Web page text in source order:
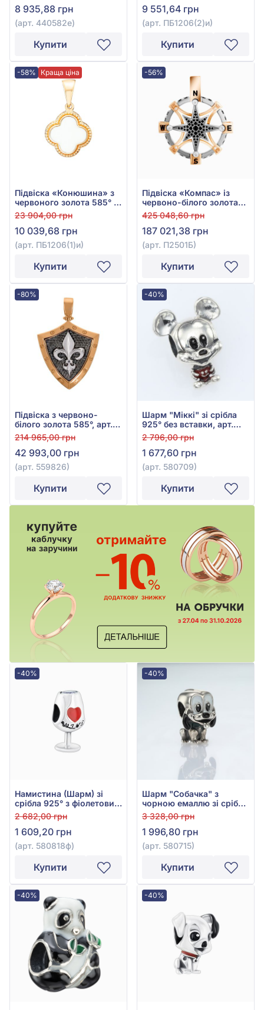
8 935,88 грн
(арт. 440582е)
Купити
9 551,64 грн
(арт. ПБ1206(2)и)
Купити
-58% Краща ціна
Підвіска «Конюшина» з
червоного золота 585° з
емаллю, арт. ПБ1206(1)и
23 904,00 грн
10 039,68 грн
(арт. ПБ1206(1)и)
Купити
-56%
Підвіска «Компас» із
червоно-білого золота
585° з чорним фіанітом/
куб.цирконієм та
емаллю, арт. П2501Б
425 048,60 грн
187 021,38 грн
(арт. П2501Б)
Купити
-80%
Підвіска з червоно-
білого золота 585°, арт.
559826
214 965,00 грн
42 993,00 грн
(арт. 559826)
Купити
-40%
Шарм "Міккі" зі срібла
925° без вставки, арт.
580709
2 796,00 грн
1 677,60 грн
(арт. 580709)
Купити
-40%
Намистина (Шарм) зі
срібла 925° з фіолетовим
фіанітом/куб.цирконієм
та червоною емаллю,
арт. 580818ф
2 682,00 грн
1 609,20 грн
(арт. 580818ф)
Купити
-40%
Шарм "Собачка" з
чорною емаллю зі срібла
925°, арт. 580715
3 328,00 грн
1 996,80 грн
(арт. 580715)
Купити
-40% -40%